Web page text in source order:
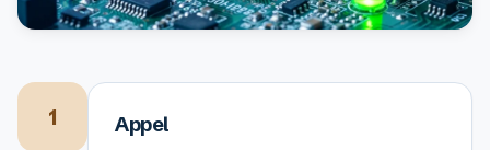
1 Appel